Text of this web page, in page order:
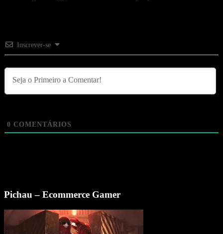
Inscrever-se
0 COMENTÁRIOS
Pichau – Ecommerce Gamer